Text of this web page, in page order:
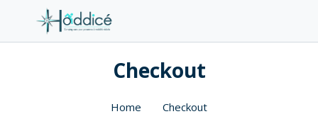
Checkout
Home Checkout